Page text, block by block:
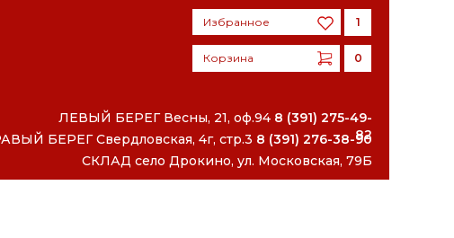
Корзина
Корзина
Избранное 1
0
ЛЕВЫЙ БЕРЕГ Весны, 21, оф.94 8 (391) 275-49-
82
БЕРЕГ Свердловская, 4г, стр.3 8 (391) 276-38-90
СКЛАД село Дрокино, ул. Московская, 79Б